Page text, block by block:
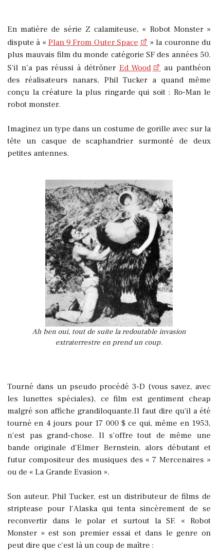
En matière de série Z calamiteuse, « Robot Monster »
dispute à «Plan 9 From Outer Space
» la couronne du
plus mauvais film du monde catégorie SF des années 50.
S’il n’a pas réussi à détrôner Ed Wood
au panthéon
des réalisateurs nanars, Phil Tucker a quand même
conçu la créature la plus ringarde qui soit : Ro-Man le
robot monster.
Imaginez un type dans un costume de gorille avec sur la
tête un casque de scaphandrier surmonté de deux
petites antennes.
Ah ben oui, tout de suite la redoutable invasion
extraterrestre en prend un coup.
Tourné dans un pseudo procédé 3-D (vous savez, avec
les lunettes spéciales), ce film est gentiment cheap
malgré son affiche grandiloquante.Il faut dire qu'il a été
tourné en 4 jours pour 17 000 $ ce qui, même en 1953,
n'est pas grand-chose. Il s’offre tout de même une
bande originale d’Elmer Bernstein, alors débutant et
futur compositeur des musiques des « 7 Mercenaires »
ou de « La Grande Evasion ».
Son auteur, Phil Tucker, est un distributeur de films de
striptease pour l’Alaska qui tenta sincèrement de se
reconvertir dans le polar et surtout la SF. « Robot
Monster » est son premier essai et dans le genre on
peut dire que c’est là un coup de maître :